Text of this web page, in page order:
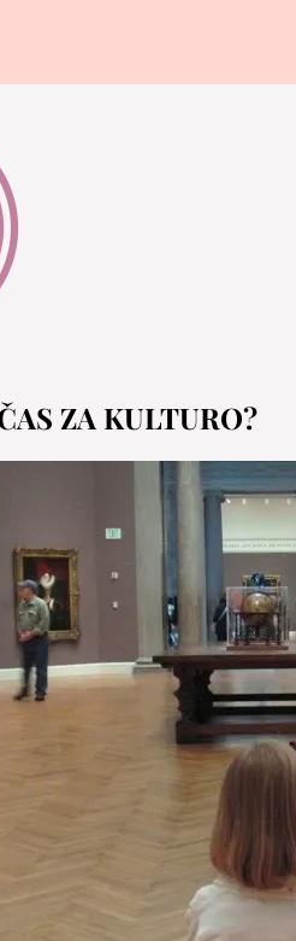
in bodoče starše
ZA KULTURO?